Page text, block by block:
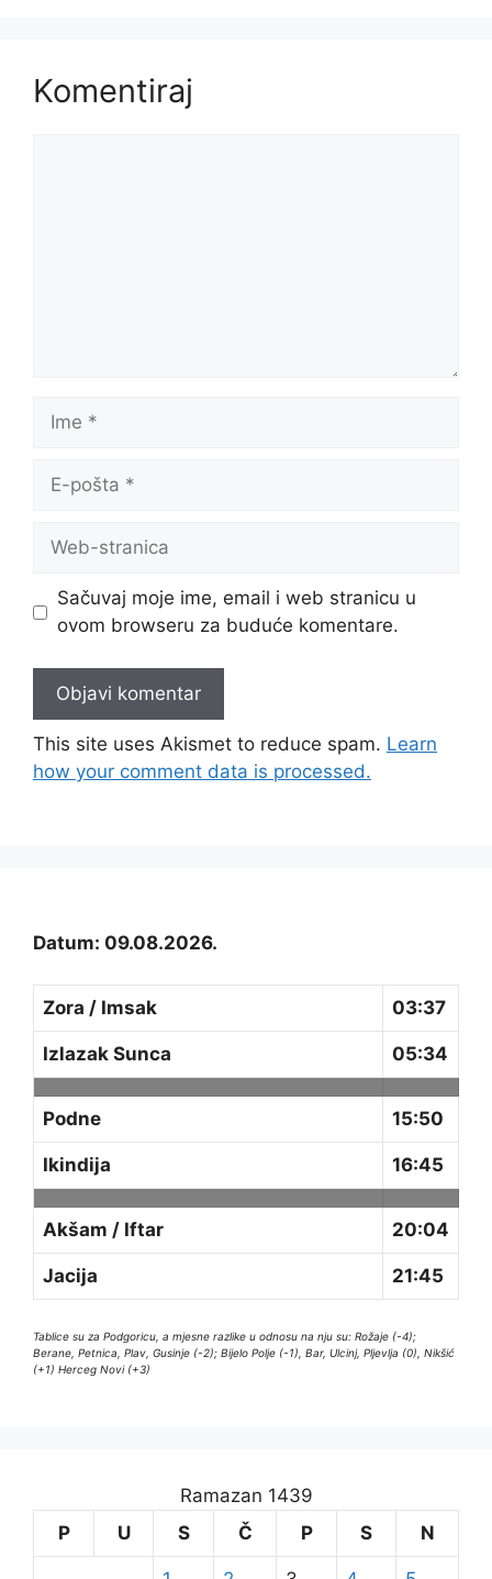
Komentiraj
Ime
pošta
Web-
Sačuvaj moje ime, email i web stranicu u
ovom browseru za buduće komentare.
This site uses Akismet to reduce spam. Learn
how your comment data is processed.
Datum: 09.08.2026.
Zora / Imsak 03:37
Izlazak Sunca 05:34
Podne 15:50
Ikindija 16:45
Akšam / Iftar 20:04
Jacija 21:45
Tablice su za Podgoricu, a mjesne razlike u odnosu na nju su: Rožaje (-4);
Berane, Petnica, Plav, Gusinje (-2); Bijelo Polje (-1), Bar, Ulcinj, Pljevlja (0), Nikšić
(+1) Herceg Novi (+3)
Ramazan 1439
P
U S Č P S N